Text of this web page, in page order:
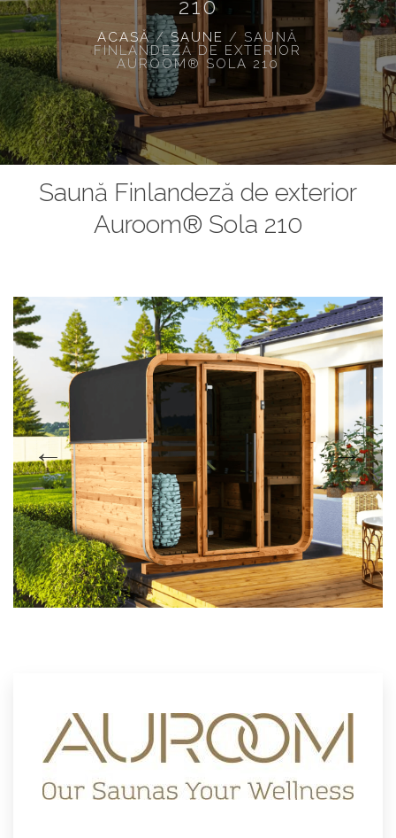
210
ACASĂ/SAUNE / SAUNĂ
FINLANDEZĂ DE EXTERIOR
AUROOM® SOLA 210
Saună Finlandeză de exterior
Auroom® Sola 210